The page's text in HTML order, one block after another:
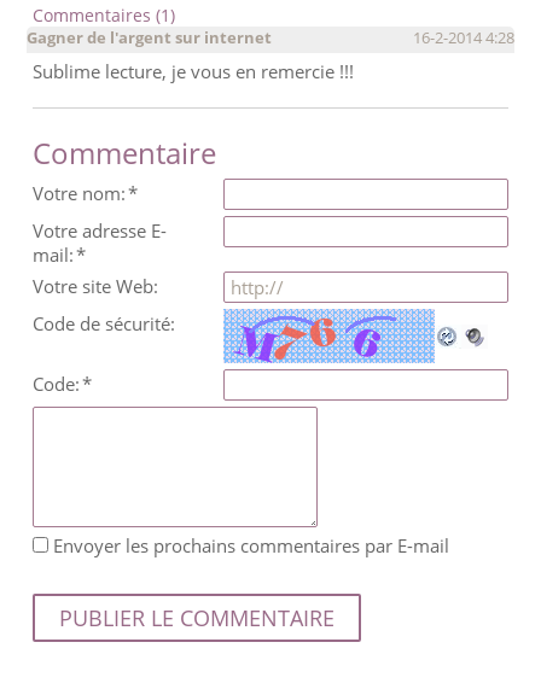
Commentaires (1)
Gagner de l'argent sur internet 16-2-2014 4:28
Sublime lecture, je vous en remercie !!!
Commentaire
Votre nom:*
Votre adresse E-
mail:*
Votre site Web:
Code de sécurité:
Code:*
Envoyer les prochains commentaires par E-mail